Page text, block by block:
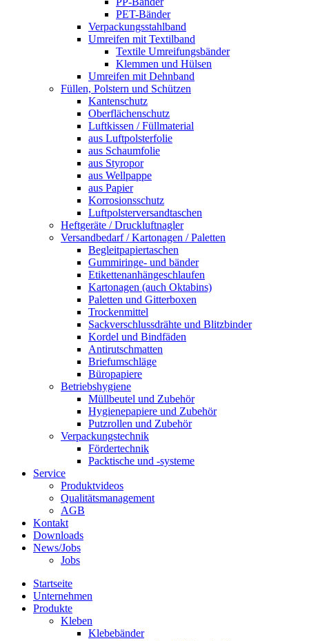
PET-Bänder
Verpackungsstahlband
Umreifen mit Textilband
Textile Umreifungsbänder
Klemmen und Hülsen
Umreifen mit Dehnband
Füllen, Polstern und Schützen
Kantenschutz
Oberflächenschutz
Luftkissen / Füllmaterial
aus Luftpolsterfolie
aus Schaumfolie
aus Styropor
aus Wellpappe
aus Papier
Korrosionsschutz
Luftpolsterversandtaschen
Heftgeräte / Druckluftnagler
Versandbedarf / Kartonagen / Paletten
Begleitpapiertaschen
Gummiringe- und bänder
Etikettenanhängeschlaufen
Kartonagen (auch Oktabins)
Paletten und Gitterboxen
Trockenmittel
Sackverschlussdrähte und Blitzbinder
Kordel und Bindfäden
Antirutschmatten
Briefumschläge
Büropapiere
Betriebshygiene
Müllbeutel und Zubehör
Hygienepapiere und Zubehör
Putzrollen und Zubehör
Verpackungstechnik
Fördertechnik
Packtische und -systeme
Service
Produktvideos
Qualitätsmanagement
AGB
Kontakt
Downloads
News/Jobs
Jobs
Startseite
Unternehmen
Produkte
Kleben
Klebebänder